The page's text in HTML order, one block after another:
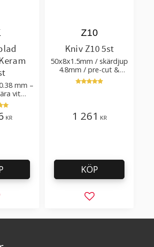
mm –
vit
tillsatser
KR
till i favoriter
Kniv Z10 5st
50x8x1.5mm / skärdjup
4.8mm / pre-cut &
post-cut 0.84xTm /
skärvinkel 50°
Z10
1 261 KR
Lägg till i
KÖP